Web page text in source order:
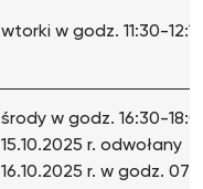
wtorki w godz. 11:30-12:15
środy w godz. 16:30-
15.10.2025 r. odwołany
16.10.2025 r. w godz.